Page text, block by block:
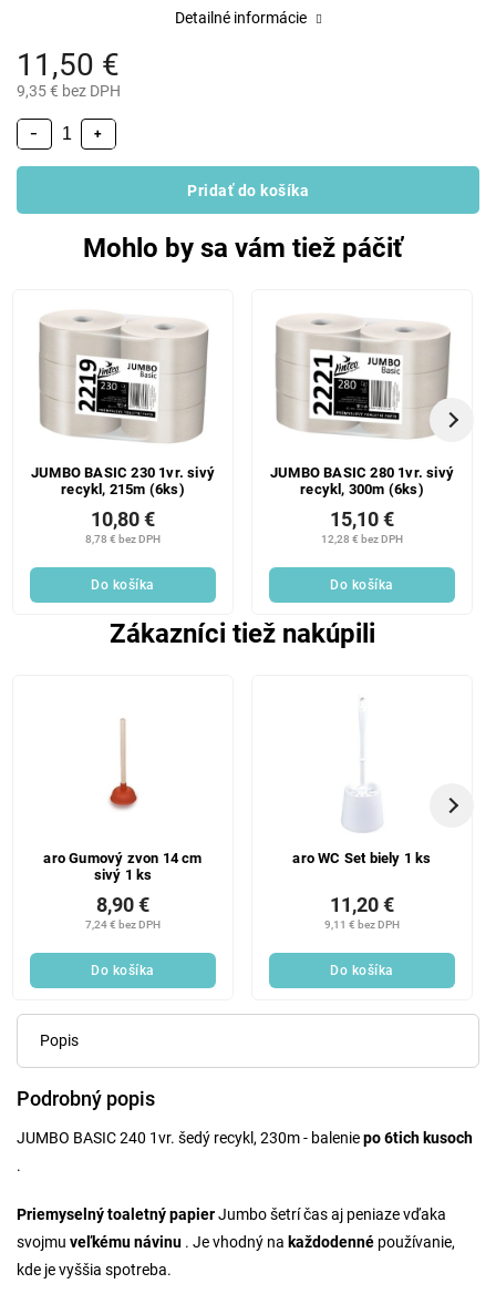
11,50 €
9,35 € bez DPH
+
−
Pridať do košíka
Detailné informácie
Mohlo by sa vám tiež páčiť
JUMBO BASIC 230 1vr. sivý
recykl, 215m (6ks)
8,78 € bez DPH
10,80 €
Do košíka
JUMBO BASIC 280 1vr. sivý
recykl, 300m (6ks)
12,28 € bez DPH
15,10 €
Do košíka
Zákazníci tiež nakúpili
aro Gumový zvon 14 cm
sivý 1 ks
7,24 € bez DPH
8,90 €
Do košíka
aro WC Set biely 1 ks
9,11 € bez DPH
11,20 €
Do košíka
Popis
Podrobný popis
JUMBO BASIC 240 1vr. šedý recykl, 230m - baleniepo 6tich kusoch
.
Priemyselný toaletný papierJumbo šetrí čas aj peniaze vďaka
svojmu veľkému návinu . Je vhodný na každodenné používanie,
kde je vyššia spotreba.